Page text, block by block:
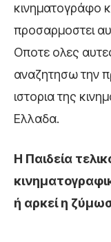
κινηματογράφο
προσαρμοστει
Οποτε ολες
αναζητησω την
ιστορια της
Ελλαδα.
Η Παιδεία
ή αρκεί η